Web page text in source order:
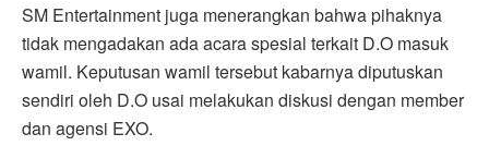
SM Entertainment juga menerangkan bahwa pihaknya
tidak mengadakan ada acara spesial terkait D.O masuk
wamil. Keputusan wamil tersebut kabarnya diputuskan
sendiri oleh D.O usai melakukan diskusi dengan member
dan agensi EXO.